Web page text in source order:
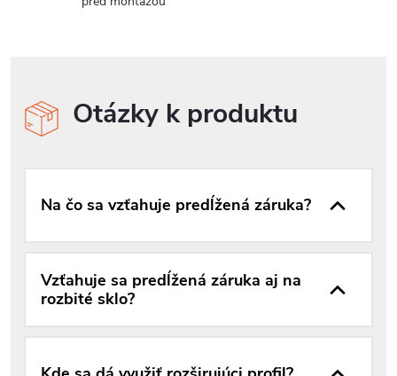
Otázky k produktu
Na čo sa vzťahuje predĺžená záruka?
Vzťahuje sa predĺžená záruka aj na
rozbité sklo?